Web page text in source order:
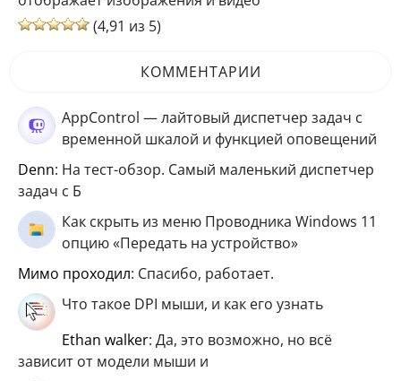
(4,91 из 5)
КОММЕНТАРИИ
AppControl — лайтовый диспетчер задач с
временной шкалой и функцией оповещений
Denn: На тест-обзор. Самый маленький диспетчер
задач с Б
Как скрыть из меню Проводника Windows 11
опцию «Передать на устройство»
мимо проходил: Спасибо, работает.
Что такое DPI мыши, и как его узнать
ethan walker: Да, это возможно, но всё
зависит от модели мыши и